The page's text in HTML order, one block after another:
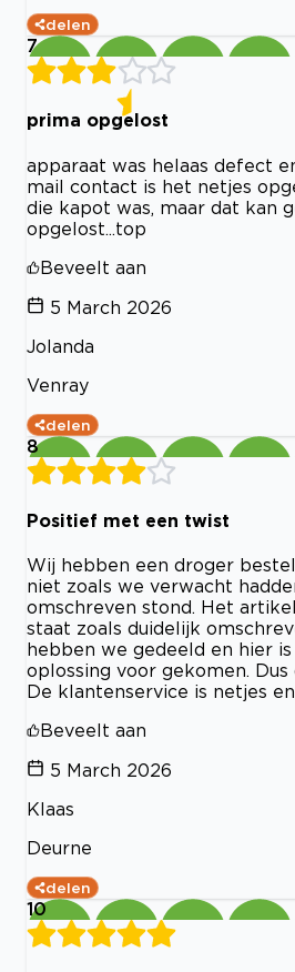
delen
7
prima opgelost
apparaat was helaas defect
mail contact is het netjes
die kapot was, maar dat kan
opgelost...top
Beveelt aan
5 March 2026
Jolanda
Venray
delen
8
Positief met een twist
Wij hebben een droger
niet zoals we verwacht
omschreven stond. Het
staat zoals duidelijk
hebben we gedeeld en hier
oplossing voor gekomen. Dus
De klantenservice is netjes
Beveelt aan
5 March 2026
Klaas
Deurne
delen
10